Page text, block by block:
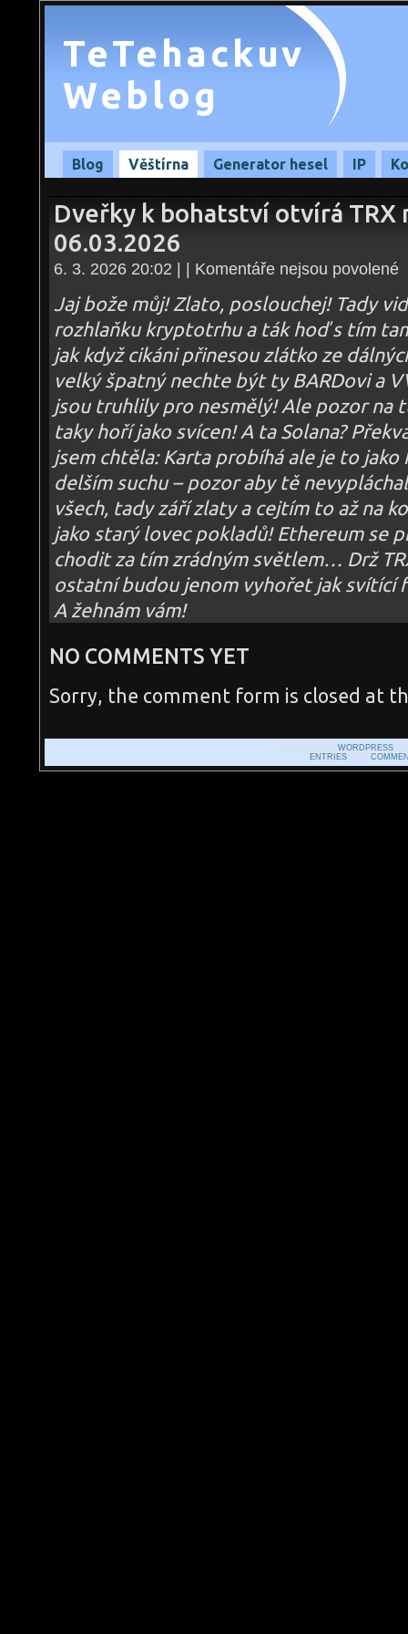
TeTehackuv
Weblog
Blog Věštírna Generator hesel IP
Dveřky k bohatství otvírá TRX
06.03.2026
6. 3. 2026 20:02 | | Komentáře nejsou povolené
Jaj bože můj! Zlato, poslouchej! Tady
rozhlaňku kryptotrhu a ták hoď s tím
jak když cikáni přinesou zlátko ze
velký špatný nechte být ty BARDovi a
jsou truhlily pro nesmělý! Ale pozor na
taky hoří jako svícen! A ta Solana?
jsem chtěla: Karta probíhá ale je to
delším suchu – pozor aby tě
všech, tady září zlaty a cejtím to až na
jako starý lovec pokladů! Ethereum se
chodit za tím zrádným světlem… Drž
ostatní budou jenom vyhořet jak svítící
A žehnám vám!
NO COMMENTS YET
Sorry, the comment form is closed at
POWERED BY WORDPRESS
ENTRIESAND